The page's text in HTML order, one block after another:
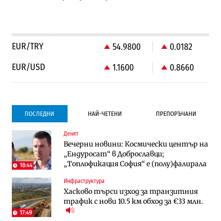
EUR/TRY 54.9800
0.0182
EUR/USD
1.1600 0.8660
ПОСЛЕДНИ НАЙ-ЧЕТЕНИ ПРЕПОРЪЧАНИ
18:44
Денят
Вечерни новини: Космически център на
„Ендуросат“ в Доброславци;
„Топлофикация София“ e (полу)фалирала
17:49
Инфраструктура
Хасково търси изход за транзитния
трафик с нови 10.5 км обход за €33 млн.
Градоустройство
Столична община избра изпълнител за
преместването на трамвайното
трасе по бул. „Скобелев“
Компании
Vivacom предлага над 150 устройства с
90% отстъпка през август
Компании
Vivacom предлага над 150 устройства с
90% отстъпка през август
To:know
Последни дни с обозначаване на цените
в лева: Какво предстои?